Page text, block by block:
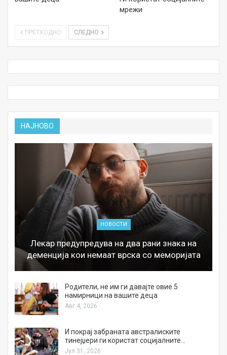
мрежи
ПРЕТХОДНО СЛЕДНО
НАЈНОВО
НОВОСТИ
Лекар предупредува на два рани знака на
деменција кои немаат врска со меморијата
Родители, не им ги давајте овие 5
намирници на вашите деца
Авг 4, 2026
И покрај забраната австралиските
тинејџери ги користат социјалните…
Јул 31, 2026